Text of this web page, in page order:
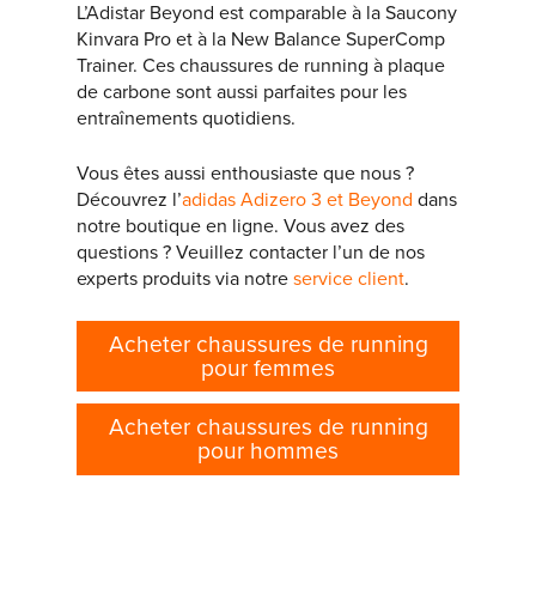
L’Adistar Beyond est comparable à la Saucony
Kinvara Pro et à la New Balance SuperComp
Trainer. Ces chaussures de running à plaque
de carbone sont aussi parfaites pour les
entraînements quotidiens.
Vous êtes aussi enthousiaste que nous ?
Découvrez l’adidas Adizero 3 et Beyonddans
notre boutique en ligne. Vous avez des
questions ? Veuillez contacter l’un de nos
experts produits via notreservice client.
Acheter chaussures de running
pour femmes
Acheter chaussures de running
pour hommes